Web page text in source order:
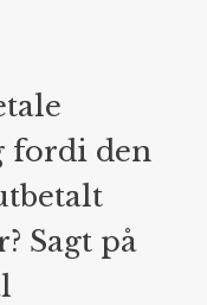
fordi den
Sagt på